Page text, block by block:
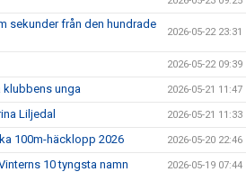
sekunder från den hundrade
2026-05-22 23:31
2026-05-22 09:39
klubbens unga 2026-05-21 11:47
Liljedal 2026-05-21 11:33
100m-häcklopp 2026 2026-05-20 22:46
10 tyngsta namn 2026-05-19 07:44